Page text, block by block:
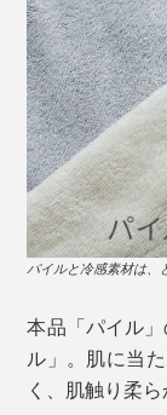
パイルと冷感素材は、
本品「パイル
ル」。肌に当
く、肌触り柔ら